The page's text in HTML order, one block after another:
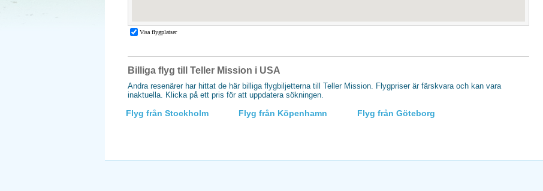
Billiga flyg till Teller Mission i USA
Andra resenärer har hittat de här billiga flygbiljetterna till Teller Mission. Flygpriser är färskvara och kan vara
inaktuella. Klicka på ett pris för att uppdatera sökningen.
Flyg från Stockholm Flyg från Köpenhamn Flyg från Göteborg